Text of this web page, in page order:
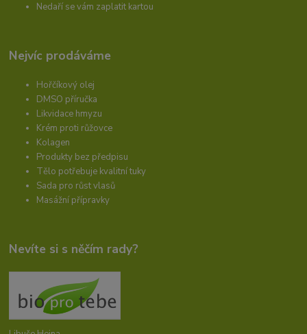
Nedaří se vám zaplatit kartou
Nejvíc prodáváme
Hořčíkový olej
DMSO příručka
Likvidace hmyzu
Krém proti růžovce
Kolagen
Produkty bez předpisu
Tělo potřebuje kvalitní tuky
Sada pro růst vlasů
Masážní přípravky
Nevíte si s něčím rady?